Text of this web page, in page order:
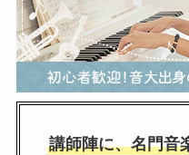
講師陣に、名門音